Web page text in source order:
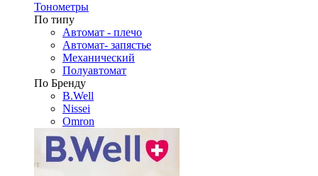
Тонометры
По типу
Автомат - плечо
Автомат- запястье
Механический
Полуавтомат
По Бренду
B.Well
Nissei
Omron